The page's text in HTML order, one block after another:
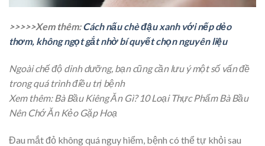
>>>>>Xem thêm:Cách nấu chè đậu xanh với nếp dẻo
thơm, không ngọt gắt nhờ bí quyết chọn nguyên liệu
Ngoài chế độ dinh dưỡng, bạn cũng cần lưu ý một số vấn đề
trong quá trình điều trị bệnh
Xem thêm: Bà Bầu Kiêng Ăn Gì? 10 Loại Thực Phẩm Bà Bầu
Nên Chớ Ăn Kẻo Gặp Hoạ
Đau mắt đỏ không quá nguy hiểm, bệnh có thể tự khỏi sau